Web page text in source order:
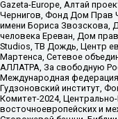
Gazeta-Europe, Алтай
Чернигов, Фонд Дом Прав
имени Бориса Звозскова,
человека Ереван, Дом
Studios, ТВ Дождь, Центр
Мартенса, Сетевое
АЛЛАТРА, За свободную
Международная
Гудзоновский институт,
Комитет-2024,
восточноевропейских и